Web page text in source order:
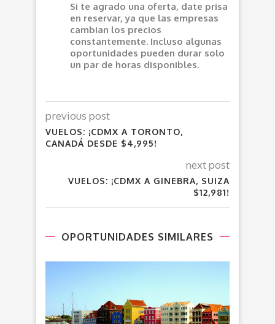
Si te agrado una oferta, date prisa
en reservar, ya que las empresas
cambian los precios
constantemente. Incluso algunas
oportunidades pueden durar solo
un par de horas disponibles.
previous post
VUELOS: ¡CDMX A TORONTO,
CANADÁ DESDE $4,995!
next post
VUELOS: ¡CDMX A GINEBRA, SUIZA
$12,981!
OPORTUNIDADES SIMILARES